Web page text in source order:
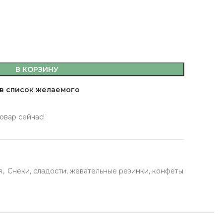
В КОРЗИНУ
список желаемого
сейчас!
, Снеки, сладости, жевательные резинки, конфеты